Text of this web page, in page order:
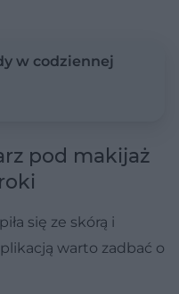
w codziennej
pod makijaż
się ze skórą i
warto zadbać o